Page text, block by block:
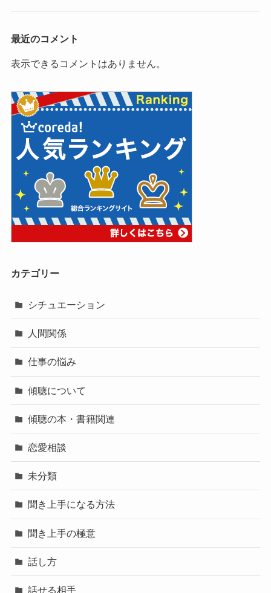
最近のコメント
表示できるコメントはありません。
カテゴリー
シチュエーション
人間関係
仕事の悩み
傾聴について
傾聴の本・書籍関連
恋愛相談
未分類
聞き上手になる方法
聞き上手の極意
話し方
話せる相手